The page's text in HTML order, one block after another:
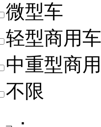
微型车
轻型商用车
中重型商
不限